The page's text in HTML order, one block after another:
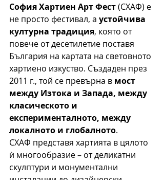
София Хартиен Арт Фест (СХАФ) е
не просто фестивал, а устойчива
културна традиция, която от
повече от десетилетие поставя
България на картата на световното
хартиено изкуство. Създаден през
2011 г., той се превърна в мост
между Изтока и Запада, между
класическото и
експерименталното, между
локалното и глобалното.
СХАФ представя хартията в цялото
ѝ многообразие – от деликатни
скулптури и монументални